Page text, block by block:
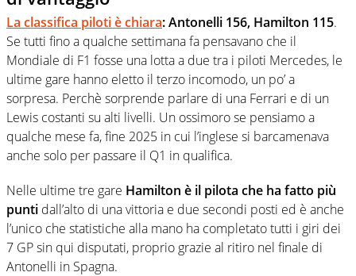
La classifica piloti è chiara: Antonelli 156, Hamilton 115.
Se tutti fino a qualche settimana fa pensavano che il
Mondiale di F1 fosse una lotta a due tra i piloti Mercedes, le
ultime gare hanno eletto il terzo incomodo, un po’ a
sorpresa. Perchè sorprende parlare di una Ferrari e di un
Lewis costanti su alti livelli. Un ossimoro se pensiamo a
qualche mese fa, fine 2025 in cui l’inglese si barcamenava
anche solo per passare il Q1 in qualifica.
Nelle ultime tre gare Hamilton è il pilota che ha fatto più
punti dall’alto di una vittoria e due secondi posti ed è anche
l’unico che statistiche alla mano ha completato tutti i giri dei
7 GP sin qui disputati, proprio grazie al ritiro nel finale di
Antonelli in Spagna.